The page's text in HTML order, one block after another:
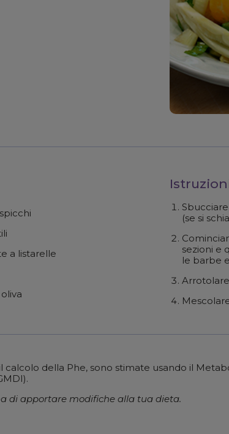
a listarelle
(se si
sezioni e
le barbe
calcolo della Phe, sono stimate usando il
di apportare modifiche alla tua dieta.